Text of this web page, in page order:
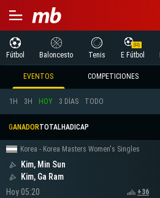
Fútbol Baloncesto Tenis E Fútbol
EVENTOS COMPETICIONES
1H 3H HOY 3 DÍAS TODO
GANADORTOTALHADICAP
Korea - Korea Masters Women's Singles
Kim, Min Sun
Kim, Ga Ram
Hoy 05:20
+36